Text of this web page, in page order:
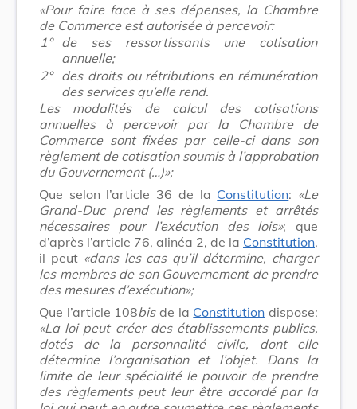
«Pour faire face à ses dépenses, la Chambre
de Commerce est autorisée à percevoir:
1° de ses ressortissants une cotisation
annuelle;
2° des droits ou rétributions en rémunération
des services qu’elle rend.
Les modalités de calcul des cotisations
annuelles à percevoir par la Chambre de
Commerce sont fixées par celle-ci dans son
règlement de cotisation soumis à l’approbation
du Gouvernement (…)»;
Que selon l’article 36 de la Constitution: «Le
Grand-Duc prend les règlements et arrêtés
nécessaires pour l’exécution des lois»; que
d’après l’article 76, alinéa 2, de la Constitution,
il peut «dans les cas qu’il détermine, charger
les membres de son Gouvernement de prendre
des mesures d’exécution»;
Que l’article 108bisde la Constitution dispose:
«La loi peut créer des établissements publics,
dotés de la personnalité civile, dont elle
détermine l’organisation et l’objet. Dans la
limite de leur spécialité le pouvoir de prendre
des règlements peut leur être accordé par la